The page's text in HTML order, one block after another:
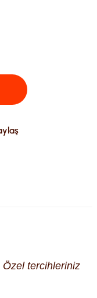
Özel tercihleriniz